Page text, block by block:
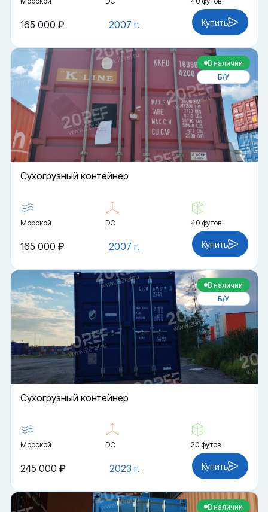
2007 г.
165 000 ₽ Купить
В наличии
Б/У
Cухогрузный контейнер
Морской DC 40 футов
2007 г.
165 000 ₽ Купить
В наличии
Б/У
Cухогрузный контейнер
Морской DC 20 футов
2023 г.
245 000 ₽ Купить
В наличии